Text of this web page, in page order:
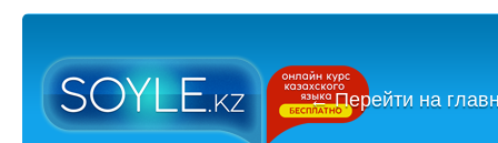
←Перейти на